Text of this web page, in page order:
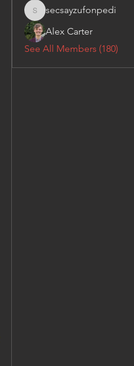
secsayzufonpedi
secsayzufonpedi
Alex Carter
See All Members (180)